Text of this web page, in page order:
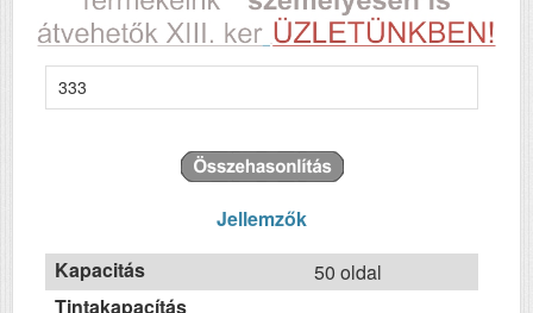
333
Jellemzők
Kapacitás
50 oldal
Tintakapacítás